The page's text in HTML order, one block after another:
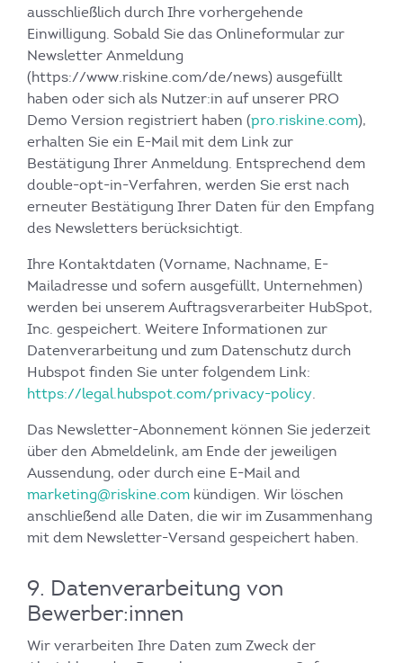
ausschließlich durch Ihre vorhergehende
Einwilligung. Sobald Sie das Onlineformular zur
Newsletter Anmeldung
(https://www.riskine.com/de/news) ausgefüllt
haben oder sich als Nutzer:in auf unserer PRO
Demo Version registriert haben (pro.riskine.com),
erhalten Sie ein E-Mail mit dem Link zur
Bestätigung Ihrer Anmeldung. Entsprechend dem
double-opt-in-Verfahren, werden Sie erst nach
erneuter Bestätigung Ihrer Daten für den Empfang
des Newsletters berücksichtigt.
Ihre Kontaktdaten (Vorname, Nachname, E-
Mailadresse und sofern ausgefüllt, Unternehmen)
werden bei unserem Auftragsverarbeiter HubSpot,
Inc. gespeichert. Weitere Informationen zur
Datenverarbeitung und zum Datenschutz durch
Hubspot finden Sie unter folgendem Link:
https://legal.hubspot.com/privacy-policy.
Das Newsletter-Abonnement können Sie jederzeit
über den Abmeldelink, am Ende der jeweiligen
Aussendung, oder durch eine E-Mail and
marketing@riskine.com kündigen. Wir löschen
anschließend alle Daten, die wir im Zusammenhang
mit dem Newsletter-Versand gespeichert haben.
9. Datenverarbeitung von
Bewerber:innen
Wir verarbeiten Ihre Daten zum Zweck der